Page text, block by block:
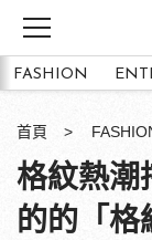
FASHION
首頁
格紋熱潮
的的「